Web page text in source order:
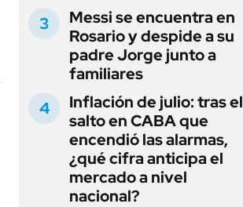
Messi se encuentra en
Rosario y despide a su
padre Jorge junto a
familiares
Inflación de julio: tras el
salto en CABA que
encendió las alarmas,
¿qué cifra anticipa el
mercado a nivel
nacional?